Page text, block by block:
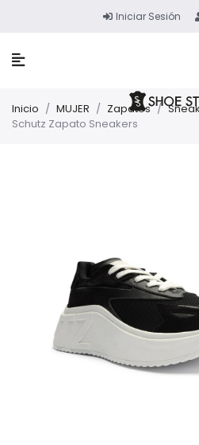
Iniciar Sesión
Inicio / MUJER / Zapatos /
Schutz Zapato Sneakers